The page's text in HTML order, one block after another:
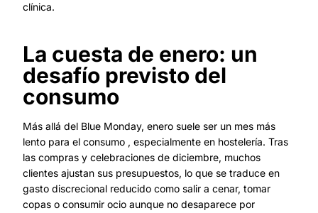
clínica.
La cuesta de enero: un
desafío previsto del
consumo
Más allá del Blue Monday, enero suele ser un mes más
lento para el consumo , especialmente en hostelería. Tras
las compras y celebraciones de diciembre, muchos
clientes ajustan sus presupuestos, lo que se traduce en
gasto discrecional reducido como salir a cenar, tomar
copas o consumir ocio aunque no desaparece por